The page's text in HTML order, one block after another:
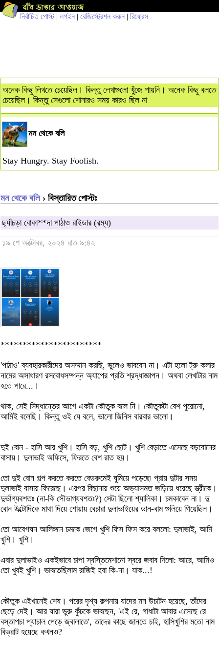
নির্বাচিত পোস্ট| লগইন | রেজিস্ট্রেশন করুন | রিফ্রেস
অনেক কিছু লিখতে চেয়েছিল। কিন্তু লেখাগুলো খুঁজে পায়নি। অনেক কিছু বলতে
চেয়েছিল। কিন্তু সেগুলো শোনারও সময় কারও ছিল না
মন থেকে বলি
Stay Hungry. Stay Foolish.
মন থেকে বলি› বিস্তারিত পোস্টঃ
ছ্যাঁচড়া বোকা**দা পাঠাও রাইডার (রম্য)
১৯ শে অক্টোবর, ২০২৪ রাত ৯:৪২
***********************
'পাঠাও' ব্যবহারকারীদের অসম্মান করছি, ভুলেও ভাববেন না। এটা হলো ট্রু কলার
নামের অসাধারণ রসবোধসম্পন্ন অ্যাপের প্রতি শ্রদ্ধাজ্ঞাপন। অথবা লেখাটার নাম
হতে পারে...।
থাক, সেই সিদ্ধান্তের আগে একটা কৌতুক বলে নি। কৌতুকটা বেশ পুরোনো,
আমিই বলেছি। কিন্তু ওই যে বলে, ভালো জিনিস বারবার ভালো।
দুই বোন - হাসি আর খুশি। হাসি বড়, খুশি ছোট। খুশি বেড়াতে এসেছে বড়বোনের
বাসায়। দুলাভাই অফিসে, ফিরতে বেশ রাত হয়।
তো দুই বোন গল্প করতে করতে বেডরুমেই ঘুমিয়ে পড়েছে৷ প্রায় দুটার সময়
দুলাভাই বাসায় ফিরেছে। এরপর বিছানায় শুয়ে অভ্যাসমত জড়িয়ে ধরেছে স্ত্রীকে।
দুর্ভাগ্যবশতঃ (না-কি সৌভাগ্যবশতঃ?) সেটা ছিলো শ্যালিকা। চমকাবেন না। দু
বোন উল্টোদিকে মাথা দিয়ে শোয়ায় বেচারা দুলাভাইয়ের ডান-বাম গুলিয়ে গিয়েছিল।
তো আবেগঘন আলিঙ্গনে চমকে জেগে খুশি ফিস ফিস করে বললো: দুলাভাই, আমি
খুশি। খুশি।
এবার দুলাভাইও একইভাবে চাপা স্বস্তিমেশানো স্বরে জবাব দিলো: আরে, আমিও
তো খুবই খুশি। ভাবতেছিলাম রাজিই হবা কি-না। যাক...!
কৌতুক এইখানেই শেষ। পরের দৃশ্য কল্পনায় যাদের মন উচাটন হয়েছে, তাঁদের
ছেড়ে দেই। আর যারা ভুরু কুঁচকে ভাবছেন, 'এই রে, গাধাটা আবার এসেছে রে
বস্তাপচা প্যাচাল পেড়ে জ্বালাতে', তাদের কাছে জানতে চাই, হাসিখুশির মতো নাম
বিভ্রাট হয়েছে কখনও?